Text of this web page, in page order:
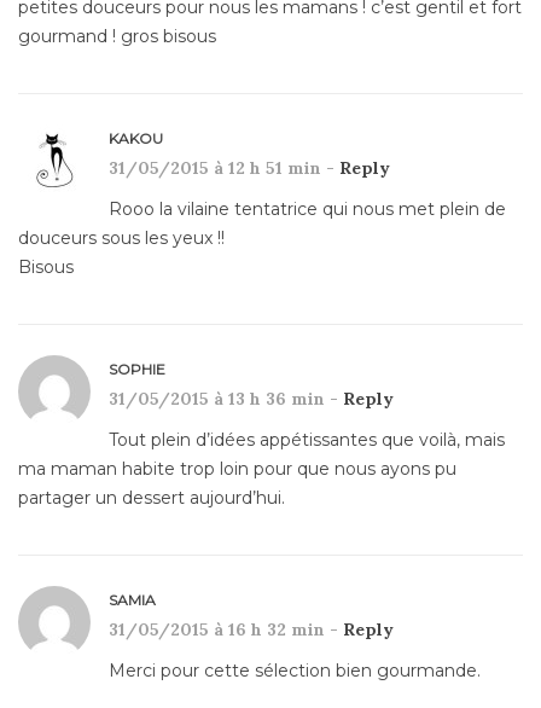
petites douceurs pour nous les mamans ! c’est gentil et fort
gourmand ! gros bisous
KAKOU
31/05/2015 à 12 h 51 min - Reply
Rooo la vilaine tentatrice qui nous met plein de
douceurs sous les yeux !!
Bisous
SOPHIE
31/05/2015 à 13 h 36 min - Reply
Tout plein d’idées appétissantes que voilà, mais
ma maman habite trop loin pour que nous ayons pu
partager un dessert aujourd’hui.
SAMIA
31/05/2015 à 16 h 32 min - Reply
Merci pour cette sélection bien gourmande.